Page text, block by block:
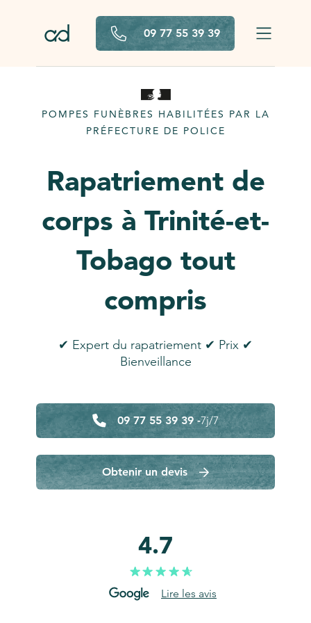
09 77 55 39 39
POMPES FUNÈBRES HABILITÉES PAR LA
PRÉFECTURE DE POLICE
Rapatriement de
corps à Trinité-et-
Tobago tout
compris
✔ Expert du rapatriement ✔ Prix ✔
Bienveillance
09 77 55 39 39 -7j/7
Obtenir un devis
4.7
Lire les avis